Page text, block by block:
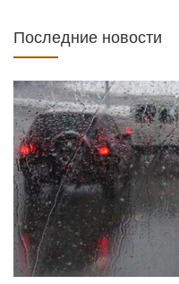
Последние новости